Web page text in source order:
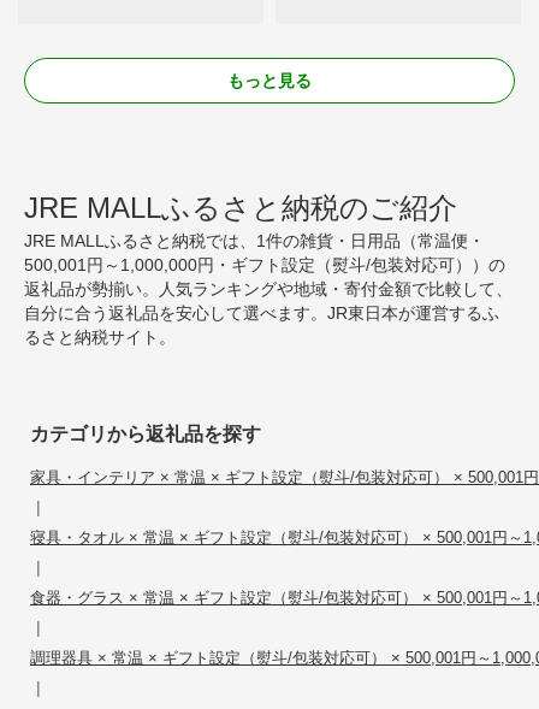
もっと見る
JRE MALLふるさと納税のご紹介
JRE MALLふるさと納税では、1件の雑貨・日用品（常温便・
500,001円～1,000,000円・ギフト設定（熨斗/包装対応可））の
返礼品が勢揃い。人気ランキングや地域・寄付金額で比較して、
自分に合う返礼品を安心して選べます。JR東日本が運営するふ
るさと納税サイト。
カテゴリから返礼品を探す
家具・インテリア × 常温 × ギフト設定（熨斗/包装対応可） × 500,001
|
寝具・タオル × 常温 × ギフト設定（熨斗/包装対応可） × 500,001円～
|
食器・グラス × 常温 × ギフト設定（熨斗/包装対応可） × 500,001円～
|
調理器具 × 常温 × ギフト設定（熨斗/包装対応可） × 500,001円～
|